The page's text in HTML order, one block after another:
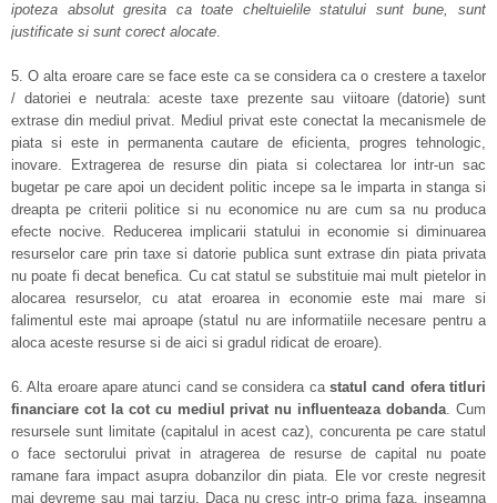
ipoteza absolut gresita ca toate cheltuielile statului sunt bune, sunt
justificate si sunt corect alocate.
5. O alta eroare care se face este ca se considera ca o crestere a taxelor
/ datoriei e neutrala: aceste taxe prezente sau viitoare (datorie) sunt
extrase din mediul privat. Mediul privat este conectat la mecanismele de
piata si este in permanenta cautare de eficienta, progres tehnologic,
inovare. Extragerea de resurse din piata si colectarea lor intr-un sac
bugetar pe care apoi un decident politic incepe sa le imparta in stanga si
dreapta pe criterii politice si nu economice nu are cum sa nu produca
efecte nocive. Reducerea implicarii statului in economie si diminuarea
resurselor care prin taxe si datorie publica sunt extrase din piata privata
nu poate fi decat benefica. Cu cat statul se substituie mai mult pietelor in
alocarea resurselor, cu atat eroarea in economie este mai mare si
falimentul este mai aproape (statul nu are informatiile necesare pentru a
aloca aceste resurse si de aici si gradul ridicat de eroare).
6. Alta eroare apare atunci cand se considera castatul cand ofera titluri
financiare cot la cot cu mediul privat nu influenteaza dobanda. Cum
resursele sunt limitate (capitalul in acest caz), concurenta pe care statul
o face sectorului privat in atragerea de resurse de capital nu poate
ramane fara impact asupra dobanzilor din piata. Ele vor creste negresit
mai devreme sau mai tarziu. Daca nu cresc intr-o prima faza, inseamna